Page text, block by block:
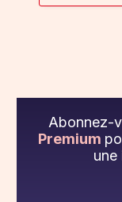
Abonnez-
Premium
une